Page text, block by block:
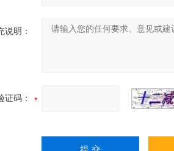
说明：
证码：